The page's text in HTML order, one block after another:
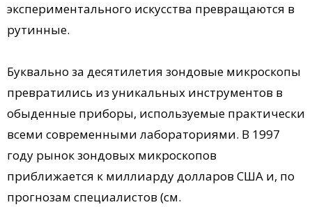
экспериментального искусства превращаются в
рутинные.
Буквально за десятилетия зондовые микроскопы
превратились из уникальных инструментов в
обыденные приборы, используемые практически
всеми современными лабораториями. В 1997
году рынок зондовых микроскопов
приближается к миллиарду долларов США и, по
прогнозам специалистов (см.